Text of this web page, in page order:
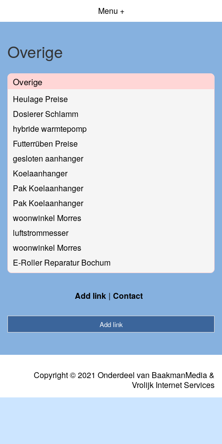
Menu +
Overige
Overige
Heulage Preise
Dosierer Schlamm
hybride warmtepomp
Futterrüben Preise
gesloten aanhanger
Koelaanhanger
Pak Koelaanhanger
Pak Koelaanhanger
woonwinkel Morres
luftstrommesser
woonwinkel Morres
E-Roller Reparatur Bochum
Add link Contact
Add link
Copyright © 2021 Onderdeel van BaakmanMedia&
Vrolijk Internet Services